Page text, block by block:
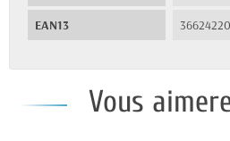
EAN13
Vous